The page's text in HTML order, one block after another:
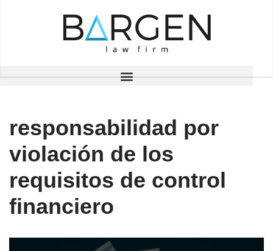
responsabilidad por
violación de los
requisitos de control
financiero